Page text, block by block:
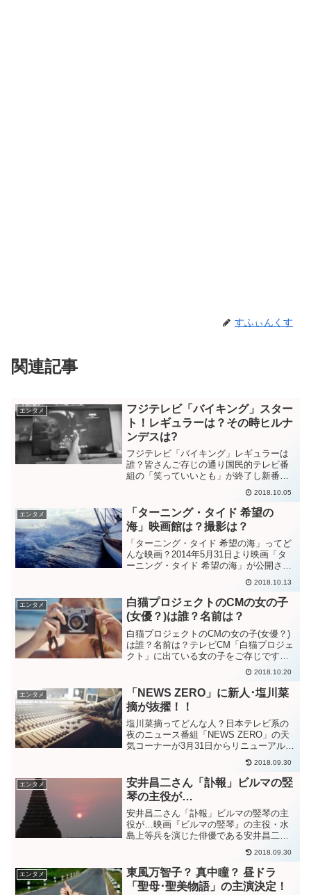
すふぃんくす
関連記事
エンタメ
フジテレビ「バイキング」スター
ト！レギュラーは？その時ヒルナ
ンデスは?
フジテレビ「バイキング」レギュラーは
誰？皆さんご存じの通り国民的テレビ番
組の「笑っていいとも」が終了し新番組
「バイキング」がスタートしました。そ
して番組内容やレギュラー陣のことで
「バイキング」は終わった「バイキン
グ」は失敗だというような様々...
2018.10.05
エンタメ
「ターニング・タイド 希望の
海」映画館は？撮影は？
「ターニング・タイド 希望の海」ってど
んな映画？2014年5月31日より映画「タ
ーニング・タイド 希望の海」が公開され
ます。数少ないヨットセーリングを題材
にした映画であり全国のセーラーにとっ
てはたまらない映画の一つになるかもし
れません。この...
2018.10.13
エンタメ
白猫プロジェクトのCMの女の子
(女優？)は誰？名前は？
白猫プロジェクトのCMの女の子(女優？)
は誰？名前は？テレビCM「白猫プロジェ
クト」に出ている女の子をご存じです
か？じゅんいちダビッドソンさんや松木
さん前園さんが高校生役で出ているCMで
す。そんな中に紅一点。かわいい女性が
いますよね。このC...
2018.10.20
エンタメ
「NEWS ZERO」に新人･塩川菜
摘が抜擢！！
塩川菜摘ってどんな人？日本テレビ系の
夜のニュース番組「NEWS ZERO」の天
気コーナーが3月31日からリニューアルす
ることになり新人の塩川菜摘(18)が抜擢さ
れることになったそうです。★「塩川菜
摘」の画像はこちら。(Yahoo!に飛びま
す...
2018.09.30
エンタメ
安井昌二さん「訃報」ビルマの竪
琴の主役が…
安井昌二さん「訃報」ビルマの竪琴の主
役が…映画『ビルマの竪琴』の主役・水
島上等兵を演じた俳優である安井昌二さ
んがお亡くなりになりました。ご冥福を
お祈りいたします。安井昌二さんの画像
はこちら（Yahoo!画像に飛びます）2014
年3月3日、死...
2018.09.30
エンタメ
東風万智子？ 真中瞳？ 昼ドラ
「聖母･聖美物語」の主演決定！